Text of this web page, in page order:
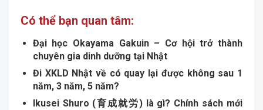
Có thể bạn quan tâm:
Đại học Okayama Gakuin – Cơ hội trở thành
chuyên gia dinh dưỡng tại Nhật
Đi XKLD Nhật về có quay lại được không sau 1
năm, 3 năm, 5 năm?
Ikusei Shuro (育成就労) là gì? Chính sách mới